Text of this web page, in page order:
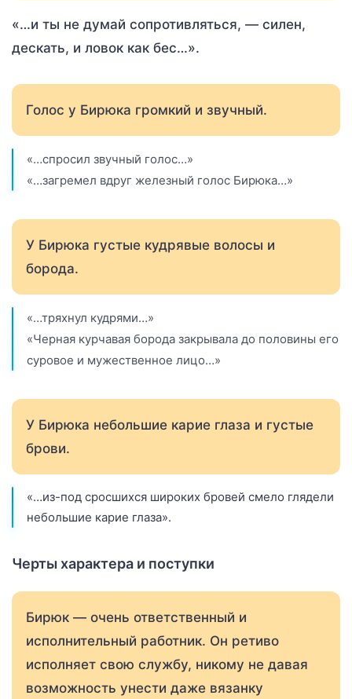
«…и ты не думай сопротивляться, — силен,
дескать, и ловок как бес…».
Голос у Бирюка громкий и звучный.
«…спросил звучный голос…»
«…загремел вдруг железный голос Бирюка…»
У Бирюка густые кудрявые волосы и
борода.
«…тряхнул кудрями…»
«Черная курчавая борода закрывала до половины его
суровое и мужественное лицо…»
У Бирюка небольшие карие глаза и густые
брови.
«…из-под сросшихся широких бровей смело глядели
небольшие карие глаза».
Черты характера и поступки
Бирюк — очень ответственный и
исполнительный работник. Он ретиво
исполняет свою службу, никому не давая
возможность унести даже вязанку